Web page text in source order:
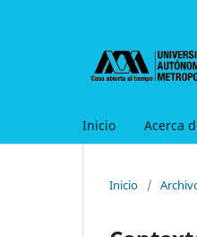
Inicio Acerca
Inicio /